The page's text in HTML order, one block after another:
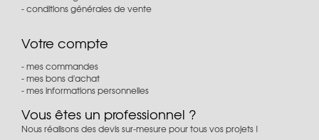
conditions générales de vente
Votre compte
mes commandes
mes bons d'achat
mes informations personnelles
Vous êtes un professionnel ?
Nous réalisons des devis sur-mesure pour tous vos projets !